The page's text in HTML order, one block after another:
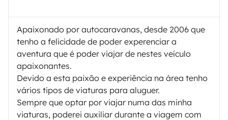
Apaixonado por autocaravanas, desde 2006 que
tenho a felicidade de poder experenciar a
aventura que é poder viajar de nestes veículo
apaixonantes.
Devido a esta paixão e experiência na área tenho
vários tipos de viaturas para aluguer.
Sempre que optar por viajar numa das minha
viaturas, poderei auxiliar durante a viagem com